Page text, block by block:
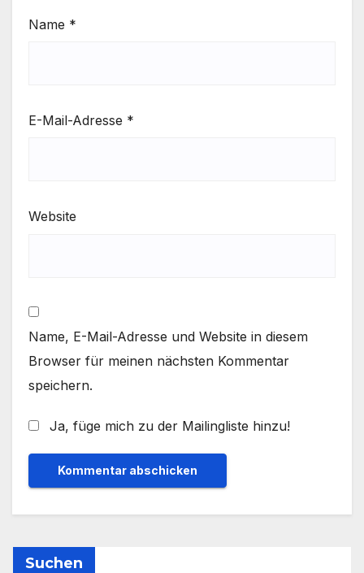
Name *
E-Mail-Adresse *
Website
Name, E-Mail-Adresse und Website in diesem
Browser für meinen nächsten Kommentar
speichern.
Ja, füge mich zu der Mailingliste hinzu!
Suchen